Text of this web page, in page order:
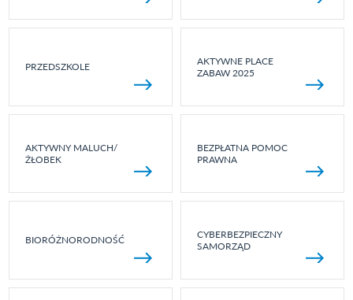
PRZEDSZKOLE
AKTYWNE PLACE
ZABAW 2025
AKTYWNY MALUCH/
ŻŁOBEK
BEZPŁATNA POMOC
PRAWNA
BIORÓŻNORODNOŚĆ
CYBERBEZPIECZNY
SAMORZĄD